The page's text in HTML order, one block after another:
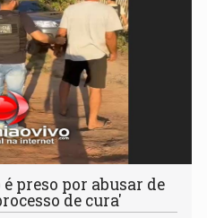
preso por abusar de
de cura'